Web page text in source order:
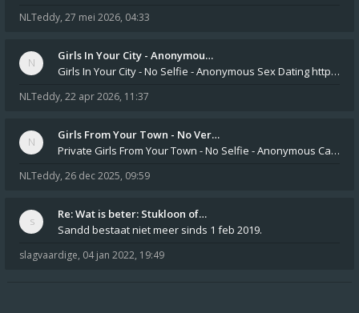
NLTeddy, 27 mei 2026, 04:33
Girls In Your City - Anonymou…
Girls In Your City - No Selfie - Anonymous Sex Dating https://SecretPrivat.com Womens In Your Town - Anonymous S
NLTeddy, 22 apr 2026, 11:37
Girls From Your Town - No Ver…
Private Girls From Your Town - No Selfie - Anonymous Casual Dating https://PrivateLadyEscorts.com Private Lady In
NLTeddy, 26 dec 2025, 09:59
Re: Wat is beter: Stukloon of…
Sandd bestaat niet meer sinds 1 feb 2019.
slagvaardige, 04 jan 2022, 19:49